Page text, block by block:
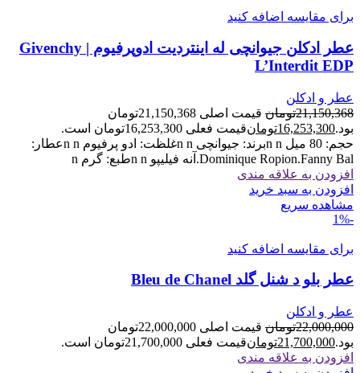
برای مقایسه اضافه کنید
عطر ادکلن جیوانچی له اینتردیت ادوپرفیوم | Givenchy
L’Interdit EDP
عطر و ادکلن
21,150,368تومان
قیمت اصلی 21,150,368تومان
بود.16,253,300تومانقیمت فعلی 16,253,300تومان است.
حجم: 80 میل n nبرند: جیوانچی n nغلظت: ادو پرفیوم n nعطار:
Dominique Ropion.Fanny Bal.آنه فیلیپو n nطبع: گرم n
افزودن به علاقه مندی
افزودن به سبد خرید
مشاهده سریع
-1%
برای مقایسه اضافه کنید
عطر بلو د شنل گلد Bleu de Chanel
عطر و ادکلن
22,000,000تومان
قیمت اصلی 22,000,000تومان
بود.21,700,000تومانقیمت فعلی 21,700,000تومان است.
افزودن به علاقه مندی